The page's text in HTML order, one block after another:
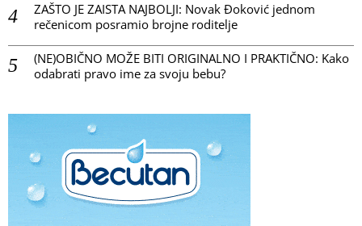
ZAŠTO JE ZAISTA NAJBOLJI: Novak Đoković jednom
rečenicom posramio brojne roditelje
(NE)OBIČNO MOŽE BITI ORIGINALNO I PRAKTIČNO: Kako
odabrati pravo ime za svoju bebu?